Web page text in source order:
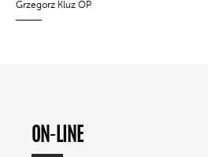
Grzegorz Kluz OP
ON-LINE